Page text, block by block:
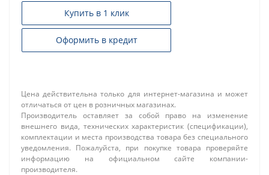
Купить в 1 клик
Оформить в кредит
Цена действительна только для интернет-магазина и может
отличаться от цен в розничных магазинах.
Производитель оставляет за собой право на изменение
внешнего вида, технических характеристик (спецификации),
комплектации и места производства товара без специального
уведомления. Пожалуйста, при покупке товара проверяйте
информацию на официальном сайте компании-
производителя.